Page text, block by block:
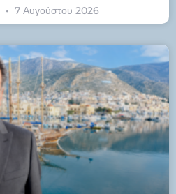
7 Αυγούστου 2026